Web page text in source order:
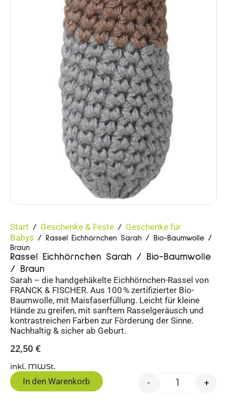
Start / Geschenke & Feste / Geschenke für
Babys / Rassel Eichhörnchen Sarah / Bio-Baumwolle /
Braun
Rassel Eichhörnchen Sarah / Bio-Baumwolle
/ Braun
Sarah – die handgehäkelte Eichhörnchen-Rassel von
FRANCK & FISCHER. Aus 100 % zertifizierter Bio-
Baumwolle, mit Maisfaserfüllung. Leicht für kleine
Hände zu greifen, mit sanftem Rasselgeräusch und
kontrastreichen Farben zur Förderung der Sinne.
Nachhaltig & sicher ab Geburt.
22,50 €
inkl. MWSt.
- +
In den Warenkorb